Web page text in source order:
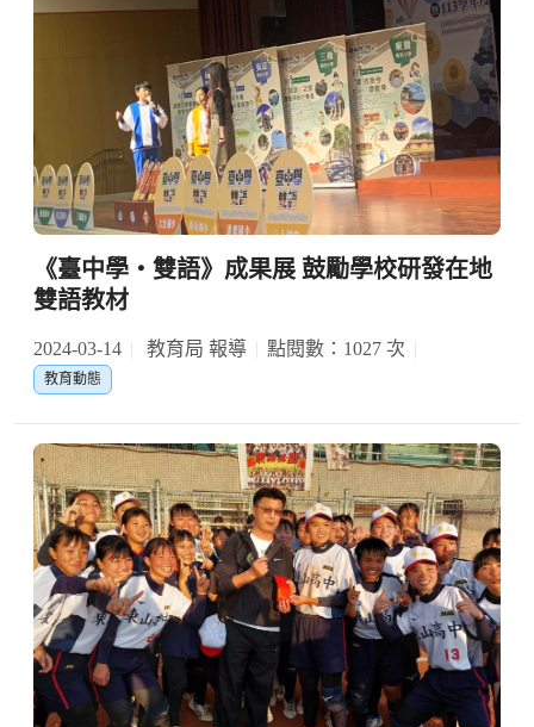
《臺中學‧雙語》成果展 鼓勵學校研發在地
雙語教材
2024-03-14 教育局 報導 點閱數：1027 次
教育動態